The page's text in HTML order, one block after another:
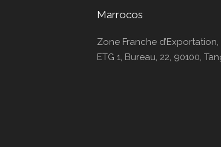
Marrocos
Zone Franche d’Exportation,
ETG 1, Bureau, 22, 90100,